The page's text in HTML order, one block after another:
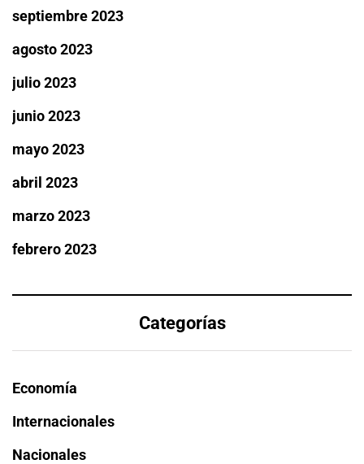
septiembre 2023
agosto 2023
julio 2023
junio 2023
mayo 2023
abril 2023
marzo 2023
febrero 2023
Categorías
Economía
Internacionales
Nacionales